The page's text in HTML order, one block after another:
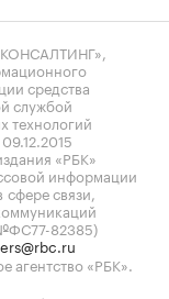
средства
службой
технологий
«РБК»
информации
связи,
82385)
агентство «РБК».